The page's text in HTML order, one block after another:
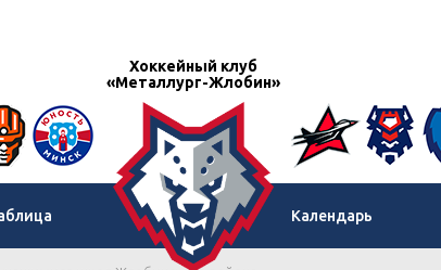
Хоккейный клуб
«Металлург-Жлобин»
Календарь